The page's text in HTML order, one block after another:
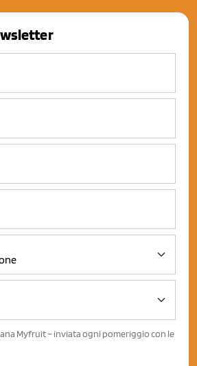
Myfruit – inviata ogni pomeriggio con le